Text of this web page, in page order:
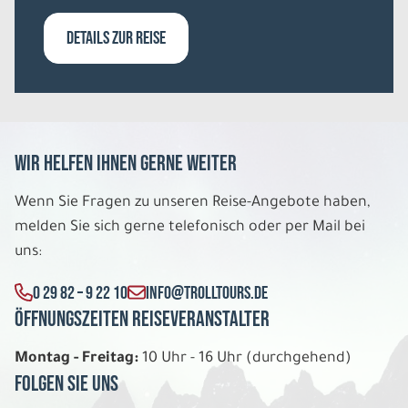
Sa. 19.12. - Sa. 26.12.2026
Arktische Highlights
Apartment 2 Schlafzimmer DU/WC Sauna
Sa. 19.12. - Sa. 26.12.2026
Apartment 2 Schlafzimmer DU/WC Sauna
2er Belegung
DETAILS ZUR REISE
Wir helfen Ihnen gerne weiter
Wenn Sie Fragen zu unseren Reise-Angebote haben,
melden Sie sich gerne telefonisch oder per Mail bei
uns:
0 29 82 – 9 22 10 INFO@TROLLTOURS.DE
Öffnungszeiten Reiseveranstalter
Montag - Freitag: 10 Uhr - 16 Uhr (durchgehend)
Folgen Sie uns